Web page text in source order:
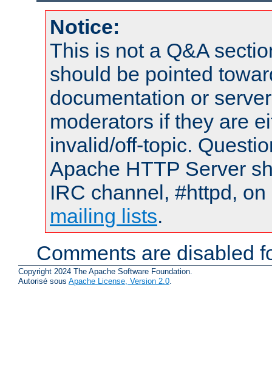
Notice:
This is not a Q&A
should be pointed
documentation or
moderators if they are
invalid/off-topic.
Apache HTTP Server
IRC channel, #httpd,
mailing lists.
Comments are disabled
Copyright 2024 The Apache Software Foundation.
Autorisé sous Apache License, Version 2.0.